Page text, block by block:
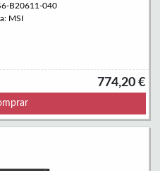
B20611-040
MSI
774,20 €